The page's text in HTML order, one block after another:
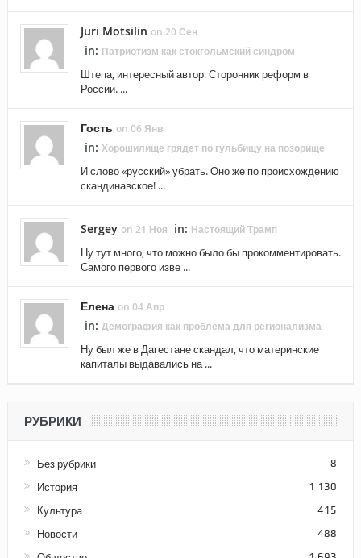
Juri Motsilin on 20 Сен
in: Патриотизм как стокгольмский синдром
Штепа, интересный автор. Сторонник реформ в
России. ...
Гость on 06 Янв
in: Хорошилище грядет по гульбищу на позорище
И слово «русский» убрать. Оно же по происхождению
скандинавское! ...
Sergey on 21 Ноя in: Настоящий Трамп
Ну тут много, что можно было бы прокомментировать.
Самого первого изве ...
Елена on 04 Апр
in: Демография как проблема для регионализма
Ну был же в Дагестане скандал, что материнские
капиталы выдавались на ...
РУБРИКИ
Без рубрики 8
История 1 130
Культура 415
Новости 488